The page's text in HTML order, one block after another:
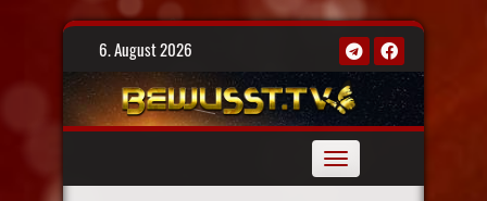
Skip
6. August 2026
Toggle
navigation